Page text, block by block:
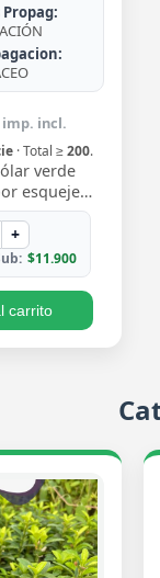
incl.
· Total ≥200.
verde
esqueje
hojas
un verde
trepa…
+
$11.900
carrito